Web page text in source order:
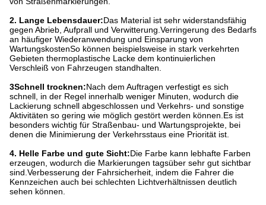
2. Lange Lebensdauer:Das Material ist sehr widerstandsfähig
gegen Abrieb, Aufprall und Verwitterung.Verringerung des Bedarfs
an häufiger Wiederanwendung und Einsparung von
WartungskostenSo können beispielsweise in stark verkehrten
Gebieten thermoplastische Lacke dem kontinuierlichen
Verschleiß von Fahrzeugen standhalten.
3Schnell trocknen:Nach dem Auftragen verfestigt es sich
schnell, in der Regel innerhalb weniger Minuten, wodurch die
Lackierung schnell abgeschlossen und Verkehrs- und sonstige
Aktivitäten so gering wie möglich gestört werden können.Es ist
besonders wichtig für Straßenbau- und Wartungsprojekte, bei
denen die Minimierung der Verkehrsstaus eine Priorität ist.
4. Helle Farbe und gute Sicht:Die Farbe kann lebhafte Farben
erzeugen, wodurch die Markierungen tagsüber sehr gut sichtbar
sind.Verbesserung der Fahrsicherheit, indem die Fahrer die
Kennzeichen auch bei schlechten Lichtverhältnissen deutlich
sehen können.